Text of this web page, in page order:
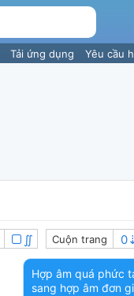
Tải ứng dụng Yêu cầu
∬ Cuộn trang
Hợp âm quá phức
sang hợp âm đơn